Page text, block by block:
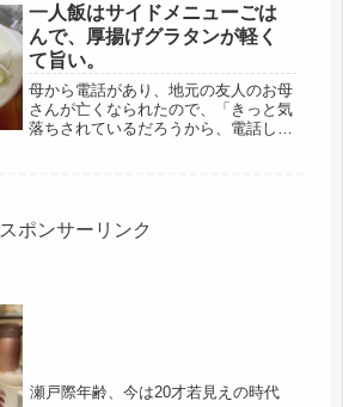
一人飯はサイドメニューごは
んで、厚揚げグラタンが軽く
て旨い。
母から電話があり、地元の友人のお母
さんが亡くなられたので、「きっと気
落ちされているだろうから、電話して
人...
スポンサーリンク
瀬戸際年齢、今は20才若見えの時代